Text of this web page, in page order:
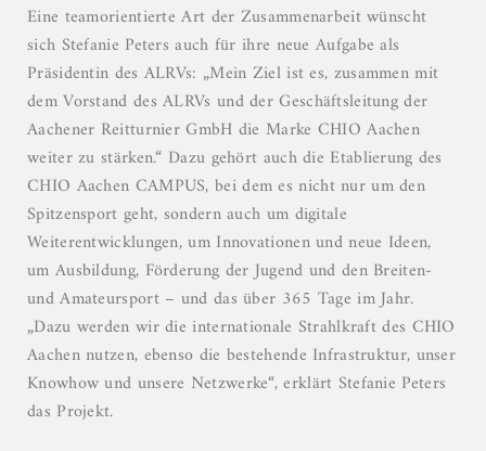
Eine teamorientierte Art der Zusammenarbeit wünscht
sich Stefanie Peters auch für ihre neue Aufgabe als
Präsidentin des ALRVs: „Mein Ziel ist es, zusammen mit
dem Vorstand des ALRVs und der Geschäftsleitung der
Aachener Reitturnier GmbH die Marke CHIO Aachen
weiter zu stärken.“ Dazu gehört auch die Etablierung des
CHIO Aachen CAMPUS, bei dem es nicht nur um den
Spitzensport geht, sondern auch um digitale
Weiterentwicklungen, um Innovationen und neue Ideen,
um Ausbildung, Förderung der Jugend und den Breiten-
und Amateursport – und das über 365 Tage im Jahr.
„Dazu werden wir die internationale Strahlkraft des CHIO
Aachen nutzen, ebenso die bestehende Infrastruktur, unser
Knowhow und unsere Netzwerke“, erklärt Stefanie Peters
das Projekt.